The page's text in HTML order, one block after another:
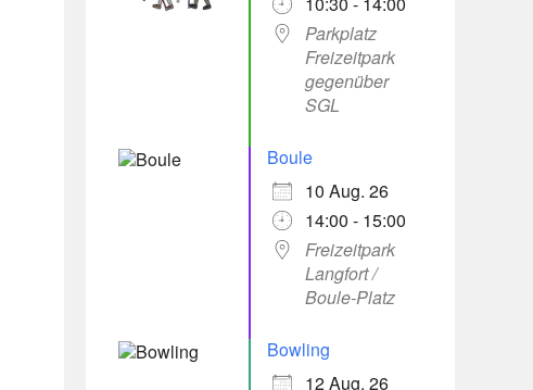
Parkplatz
Freizeitpark
gegenüber
SGL
Boule
10 Aug. 26
14:00 - 15:00
Freizeitpark
Langfort /
Boule-Platz
Bowling
12 Aug. 26